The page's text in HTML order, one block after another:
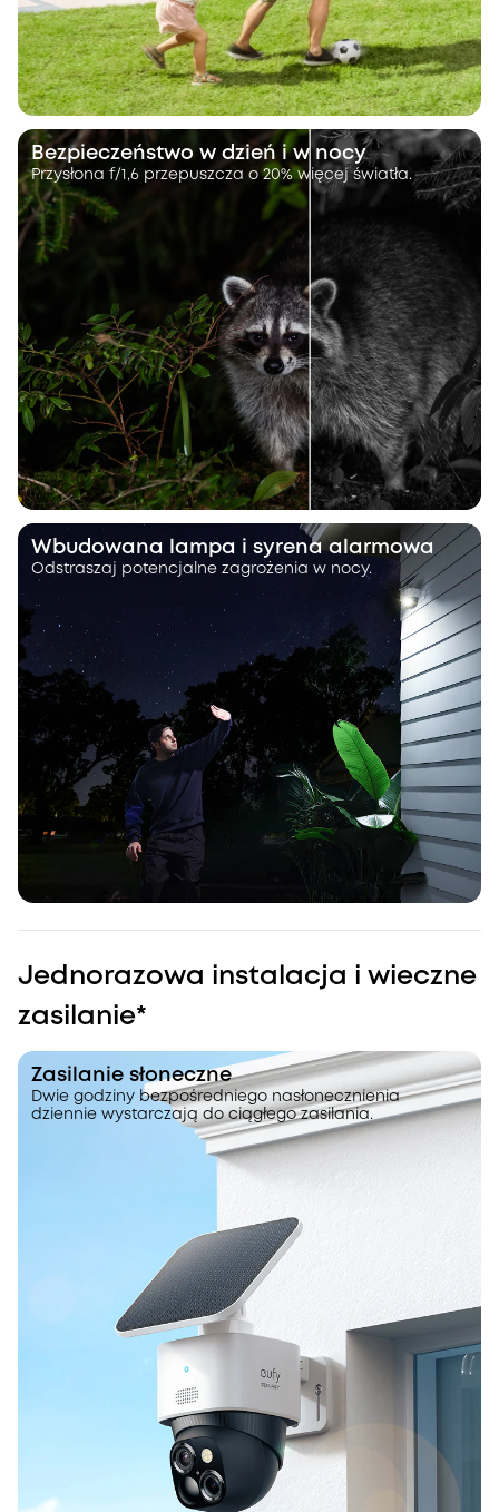
Bezpieczeństwo w dzień i w nocy
Przysłona f/1,6 przepuszcza o 20% więcej światła.
Wbudowana lampa i syrena alarmowa
Odstraszaj potencjalne zagrożenia w nocy.
Jednorazowa instalacja i wieczne
zasilanie*
Zasilanie słoneczne
Dwie godziny bezpośredniego nasłonecznienia
dziennie wystarczają do ciągłego zasilania.